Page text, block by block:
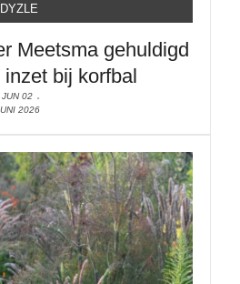
Meetsma gehuldigd
bij korfbal
JUN 02
2026